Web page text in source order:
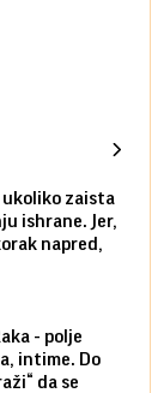
zaista
ishrane. Jer,
napred,
- polje
intime. Do
da se